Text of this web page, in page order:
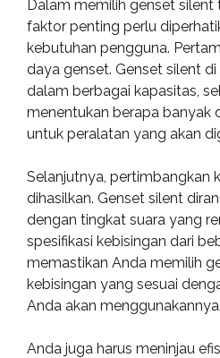
Dalam memilih genset silent
faktor penting perlu
kebutuhan pengguna.
daya genset. Genset silent
dalam berbagai kapasitas,
menentukan berapa banyak
untuk peralatan yang akan
Selanjutnya, pertimbangkan
dihasilkan. Genset silent
dengan tingkat suara yang
spesifikasi kebisingan dari
memastikan Anda memilih
kebisingan yang sesuai
Anda akan menggunakannya.
Anda juga harus meninjau